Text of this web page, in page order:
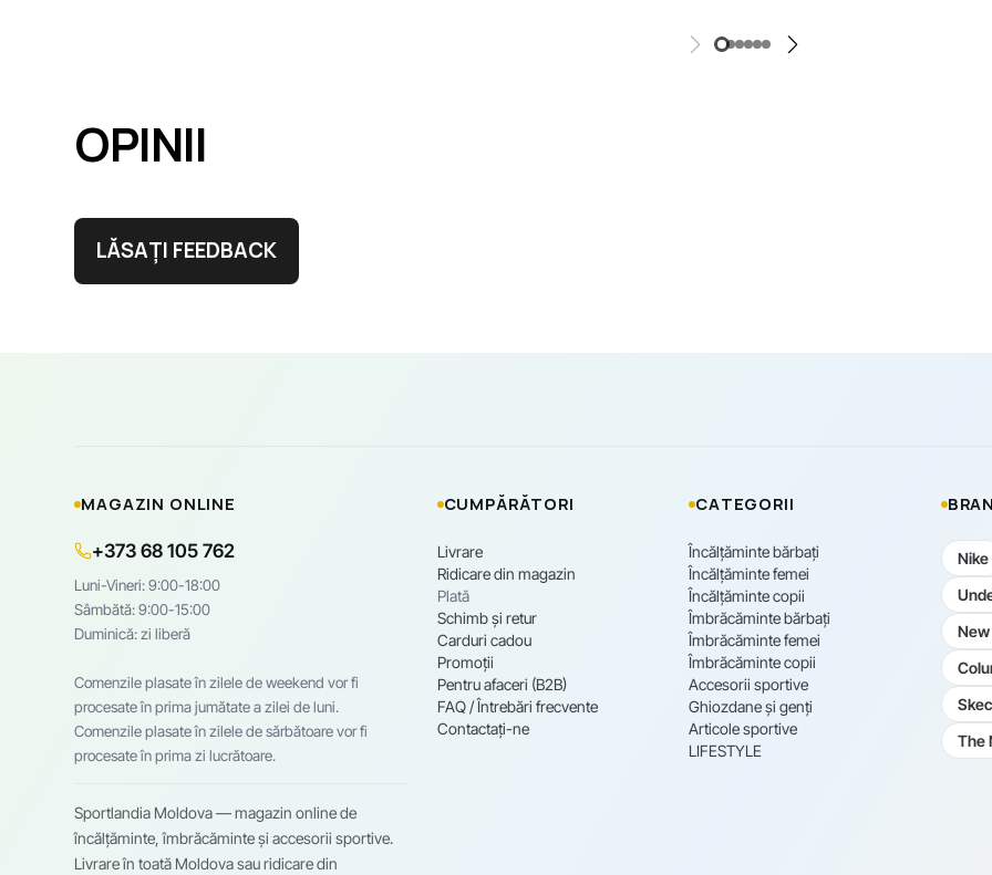
OPINII
LĂSAȚI FEEDBACK
MAGAZIN ONLINE
+373 68 105 762
Luni-Vineri: 9:00-18:00
Sâmbătă: 9:00-15:00
Duminică: zi liberă
Comenzile plasate în zilele de weekend vor fi
procesate în prima jumătate a zilei de luni.
Comenzile plasate în zilele de sărbătoare vor fi
procesate în prima zi lucrătoare.
Sportlandia Moldova — magazin online de
încălțăminte, îmbrăcăminte și accesorii sportive.
Livrare în toată Moldova sau ridicare din
CUMPĂRĂTORI
Livrare
Ridicare din magazin
Plată
Schimb și retur
Carduri cadou
Promoții
Pentru afaceri (B2B)
FAQ / Întrebări frecvente
Contactați-ne
CATEGORII
Încălțăminte bărbați
Încălțăminte femei
Încălțăminte copii
Îmbrăcăminte bărbați
Îmbrăcăminte femei
Îmbrăcăminte copii
Accesorii sportive
Ghiozdane și genți
Articole sportive
LIFESTYLE
Nike
The